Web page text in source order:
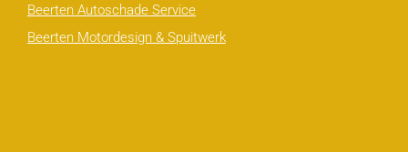
Beerten Autoschade Service
Beerten Motordesign & Spuitwerk